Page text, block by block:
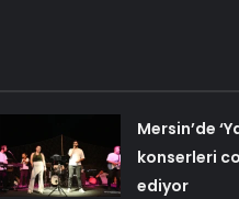
Mersin’de
konserleri
ediyor